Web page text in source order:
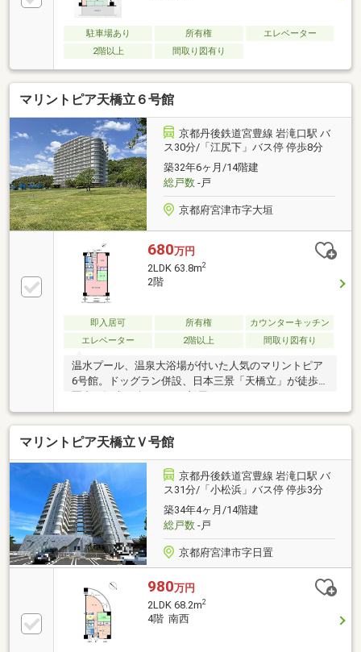
駐車場あり 所有権
エレベーター
2階以上
間取り図有り
マリントピア天橋立６号館
京都丹後鉄道宮豊線 岩滝口駅 バ
ス30分/「江尻下」バス停 停歩8分
築32年6ヶ月/14階建
総戸数-戸
京都府宮津市字大垣
680万円
2LDK 63.8m2
2階
即入居可 所有権
カウンターキッチン
エレベーター
2階以上 間取り図有り
温水プール、温泉大浴場が付いた人気のマリントピア
6号館。ドッグラン併設、日本三景「天橋立」が徒歩
圏内と観光も楽しめるお部屋です。
マリントピア天橋立Ｖ号館
京都丹後鉄道宮豊線 岩滝口駅 バ
ス31分/「小松浜」バス停 停歩3分
築34年4ヶ月/14階建
総戸数-戸
京都府宮津市字日置
980万円
2LDK 68.2m2
4階 南西